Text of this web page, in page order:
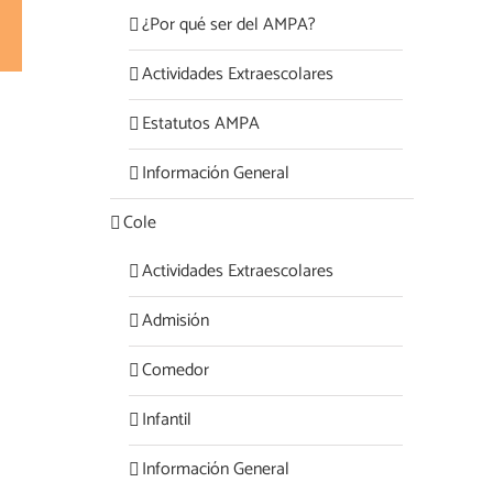
¿Por qué ser del AMPA?
Actividades Extraescolares
Estatutos AMPA
Información General
Cole
Actividades Extraescolares
Admisión
Comedor
Infantil
Información General